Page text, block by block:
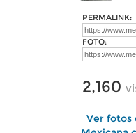
PERMALINK:
FOTO:
2,160
Ver fotos